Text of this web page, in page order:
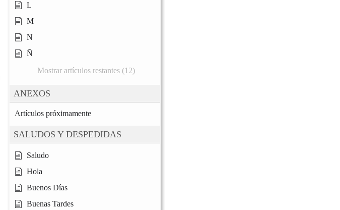
L
M
N
Ñ
Mostrar artículos restantes (12)
ANEXOS
Artículos próximamente
SALUDOS Y DESPEDIDAS
Saludo
Hola
Buenos Días
Buenas Tardes